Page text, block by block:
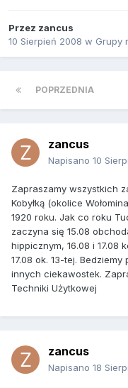
Przez zancus
10 Sierpień 2008 w Grupy
POPRZEDNIA
zancus
Napisano 10
Zapraszamy wszystkich
Kobyłką (okolice
1920 roku. Jak co roku
zaczyna się 15.08
hippicznym, 16.08 i 17.08
17.08 ok. 13-tej.
innych ciekawostek.
Techniki Użytkowej
zancus
Napisano 18